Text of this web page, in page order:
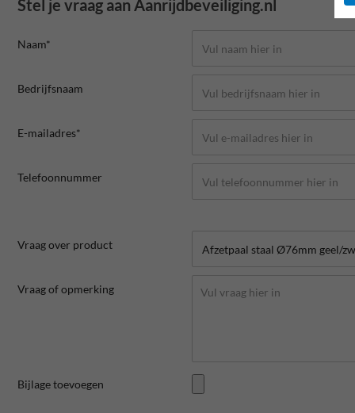
Stel je vraag aan Aanrijdbeveiliging.nl
Naam*
Bedrijfsnaam
E-mailadres*
Telefoonnummer
Vraag over product
Vraag of opmerking
Bijlage toevoegen